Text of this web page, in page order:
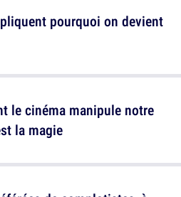
pourquoi on devient
le cinéma manipule notre
la magie